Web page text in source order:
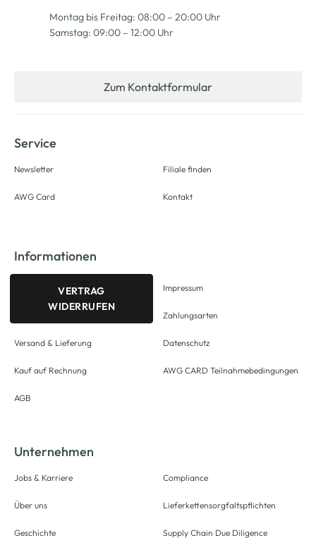
Montag bis Freitag: 08:00 – 20:00 Uhr
Samstag: 09:00 – 12:00 Uhr
Zum Kontaktformular
Service
Newsletter
AWG Card
Filiale finden
Kontakt
Informationen
VERTRAG
WIDERRUFEN
Versand & Lieferung
Kauf auf Rechnung
AGB
Impressum
Zahlungsarten
Datenschutz
AWG CARD Teilnahmebedingungen
Unternehmen
Jobs & Karriere
Über uns
Geschichte
Compliance
Lieferkettensorgfaltspflichten
Supply Chain Due Diligence